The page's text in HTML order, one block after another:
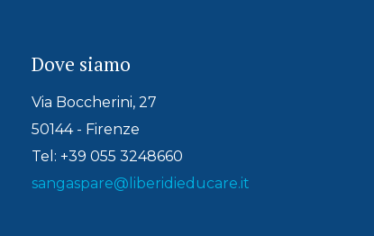
Dove siamo
Via Boccherini, 27
50144 - Firenze
Tel: +39 055 3248660
sangaspare@liberidieducare.it